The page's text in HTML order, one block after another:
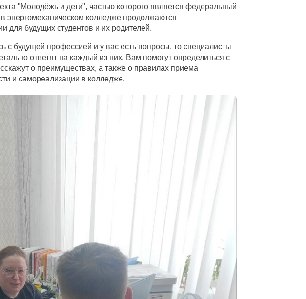
"Молодёжь и дети", частью которого является федеральный
энергомеханическом колледже продолжаются
для будущих студентов и их родителей.
с будущей профессией и у вас есть вопросы, то специалисты
ответят на каждый из них. Вам помогут определиться с
о преимуществах, а также о правилах приема
и самореализации в колледже.